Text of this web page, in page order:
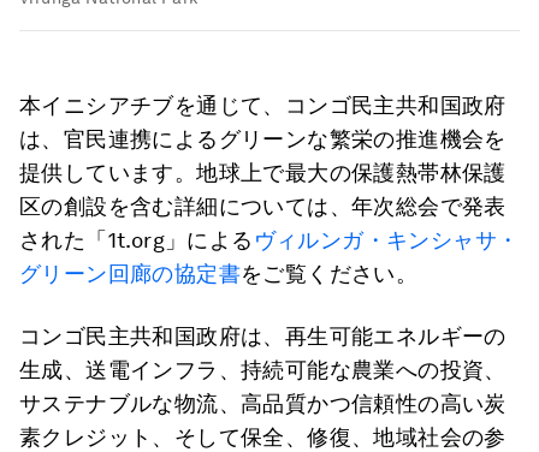
本イニシアチブを通じて、コンゴ民主共和国政府
は、官民連携によるグリーンな繁栄の推進機会を
提供しています。地球上で最大の保護熱帯林保護
区の創設を含む詳細については、年次総会で発表
された「1t.org」による ヴィルンガ・キンシャサ・
グリーン回廊の協定書をご覧ください。
コンゴ民主共和国政府は、再生可能エネルギーの
生成、送電インフラ、持続可能な農業への投資、
サステナブルな物流、高品質かつ信頼性の高い炭
素クレジット、そして保全、修復、地域社会の参